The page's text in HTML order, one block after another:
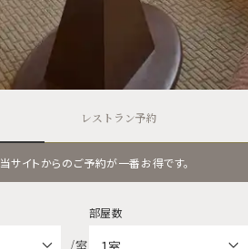
レストラン予約
当サイトからのご予約が一番お得です。
/室
部屋数